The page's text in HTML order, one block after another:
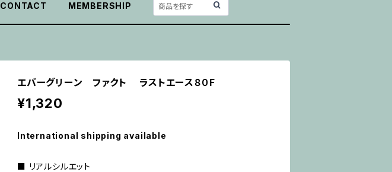
CONTACT MEMBERSHIP
エバーグリーン ファクト ラストエース８０F
¥1,320
International shipping available
■ リアルシルエット